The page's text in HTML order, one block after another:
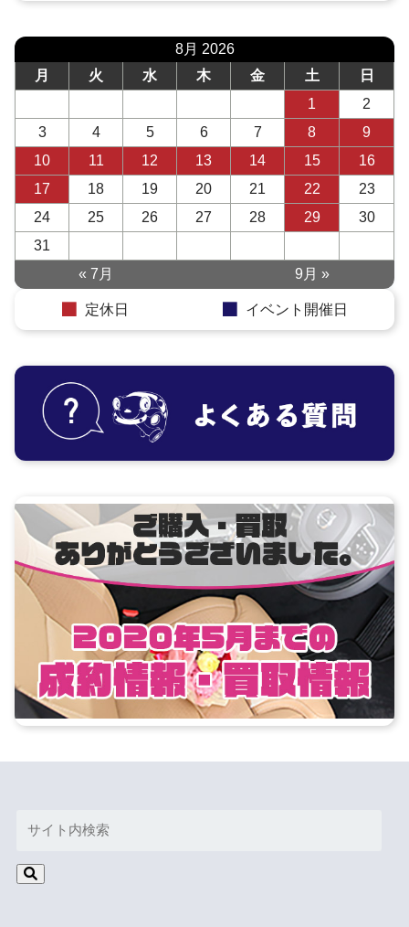
8月 2026
月
火 水 木 金 土
日
1
2
3
4 5 6 7 8
9
10
11 12 13 14 15
16
17
18 19 20 21 22
23
24
25 26 27 28 29
30
31
« 7月
9月 »
定休日 イベント開催日